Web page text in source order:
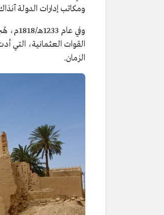
ومكاتب إدارات الدولة
وفي
القوات العثمانية، التي
الزمان.